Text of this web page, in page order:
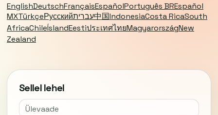
EnglishDeutschFrançaisEspañolPortuguês BREspañol
MXTürkçeРусскийעברית中国IndonesiaCosta RicaSouth
AfricaChileÍslandEestiประเทศไทยMagyarországNew
Zealand
Sellel lehel
Ülevaade